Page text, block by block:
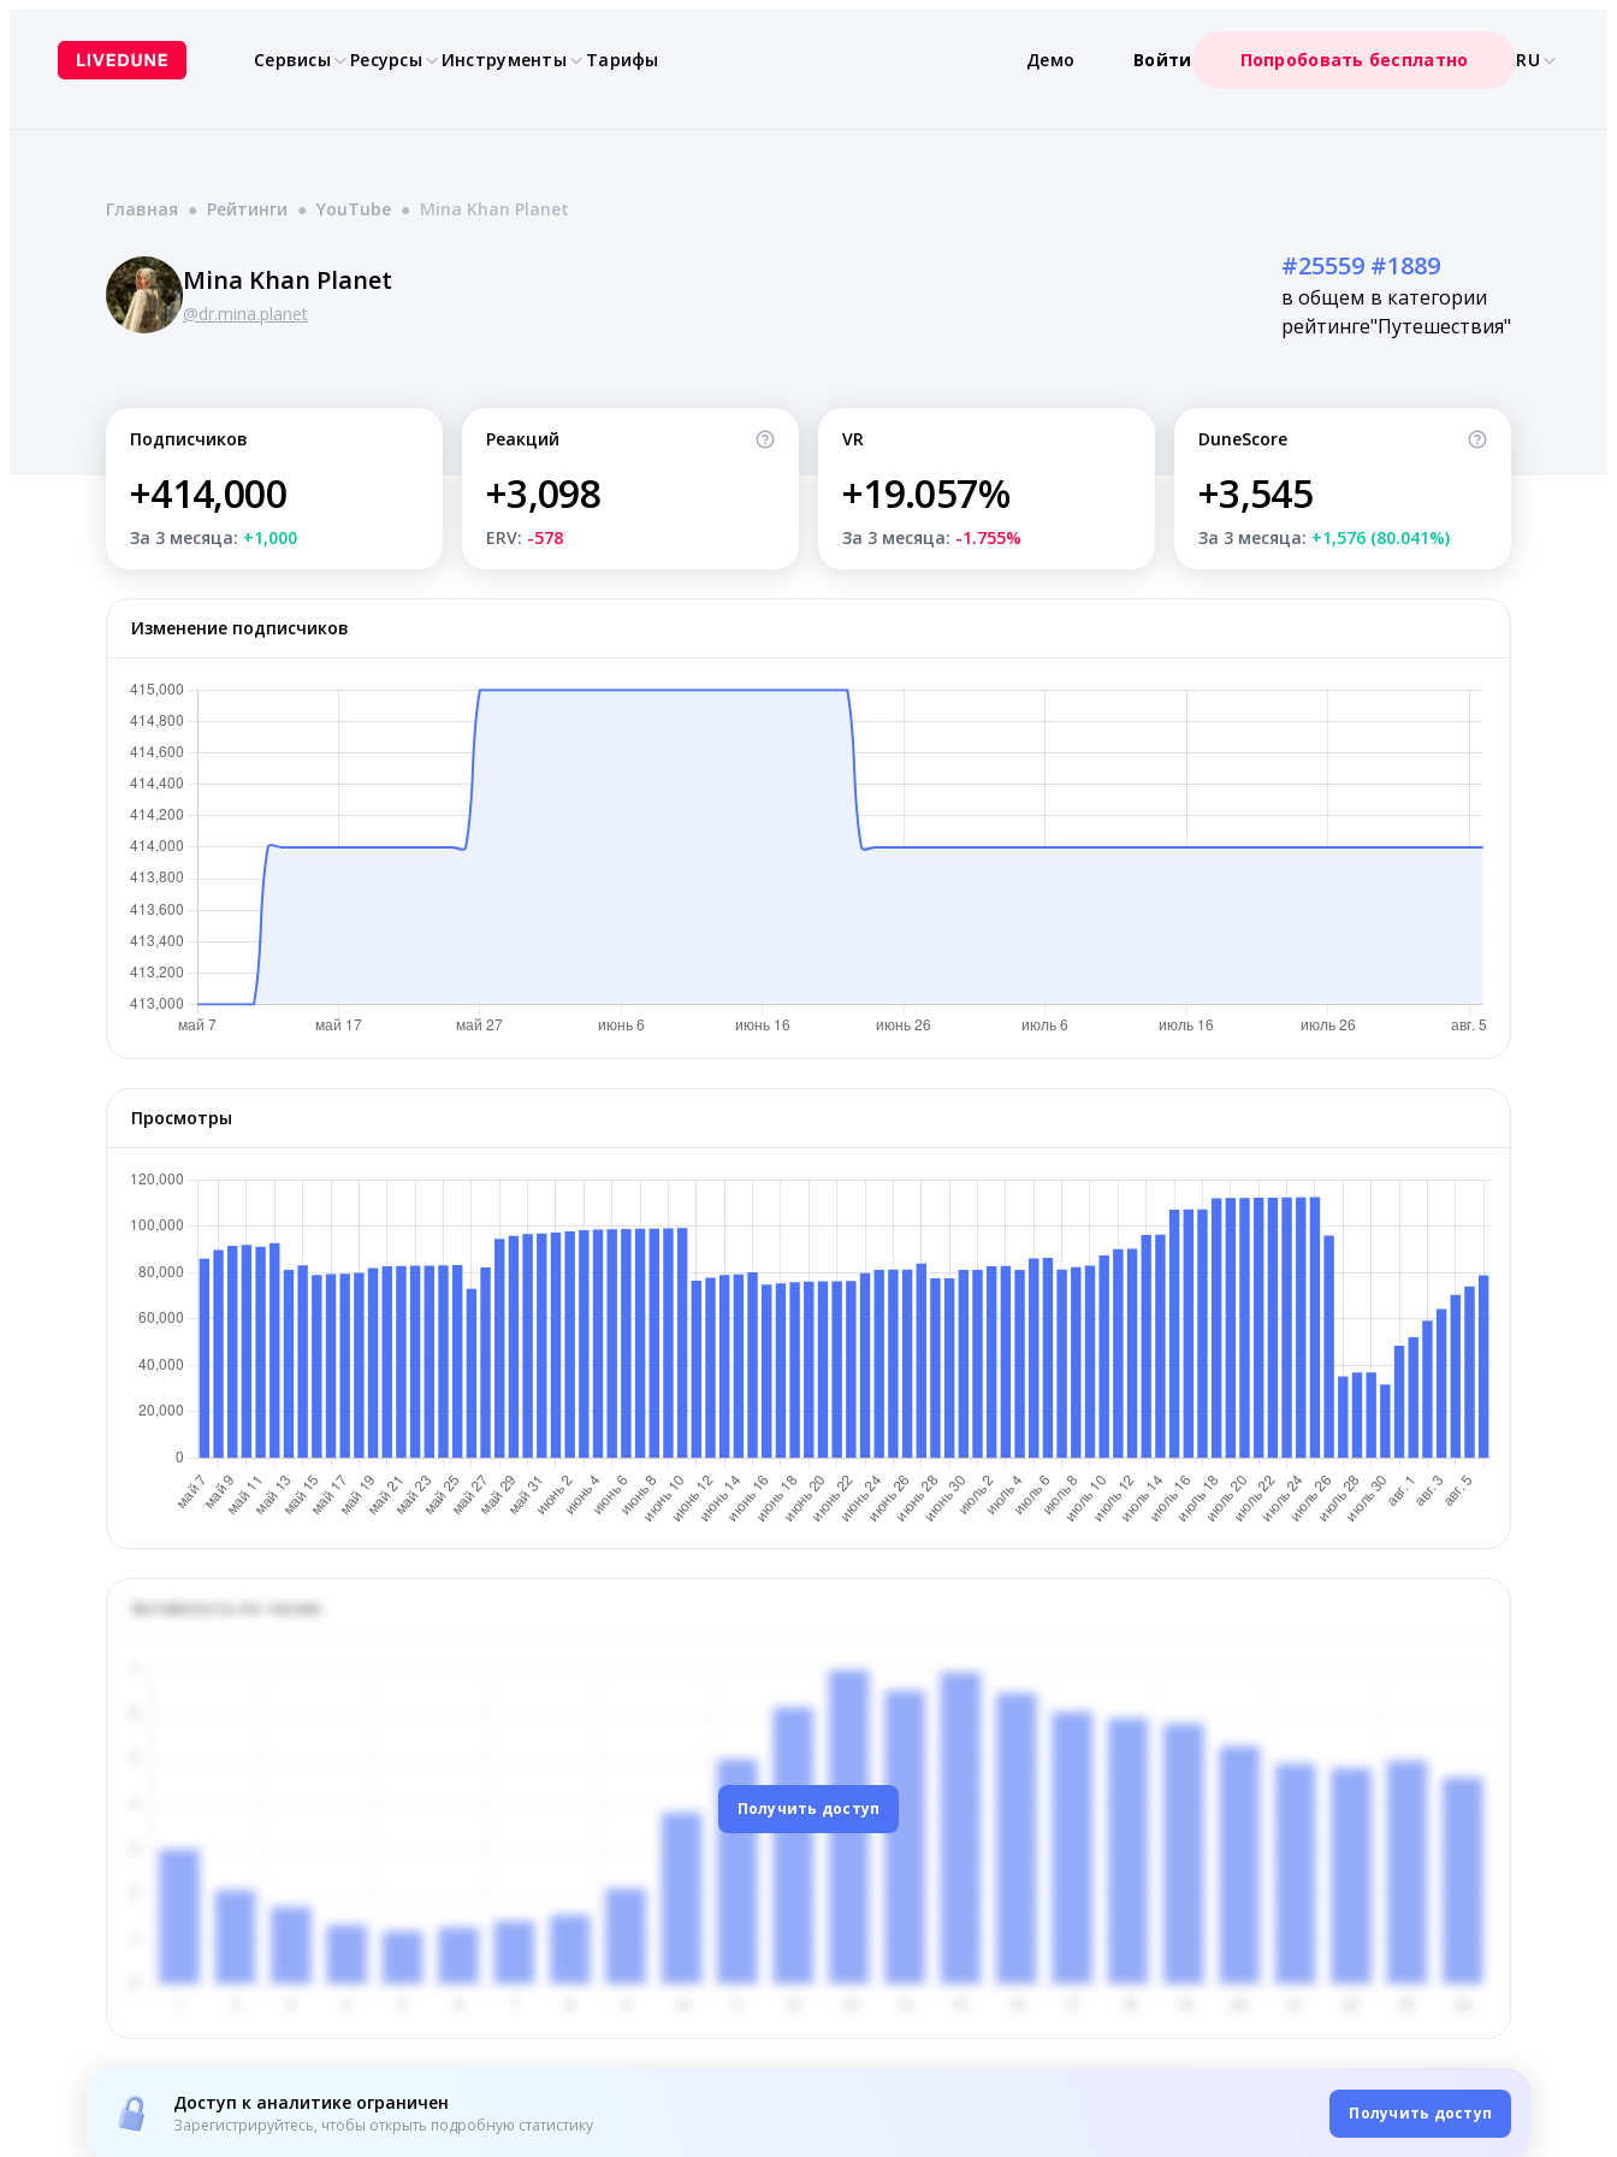
содержимому
Сервисы Ресурсы Инструменты Тарифы Демо Войти Попробовать бесплатно RU
Главная ● Рейтинги ● YouTube ● Mina Khan Planet
Mina Khan Planet
@dr.mina.planet
#25559
в общем
рейтинге
#1889
в категории
"Путешествия"
Подписчиков
+414,000
За 3 месяца: +1,000
Реакций
+3,098
ERV: -578
VR
+19.057%
За 3 месяца: -1.755%
DuneScore
+3,545
За 3 месяца: +1,576 (80.041%)
Изменение подписчиков
Просмотры
Активность по часам
Получить доступ
Доступ к аналитике ограничен
Зарегистрируйтесь, чтобы открыть подробную статистику
Получить доступ